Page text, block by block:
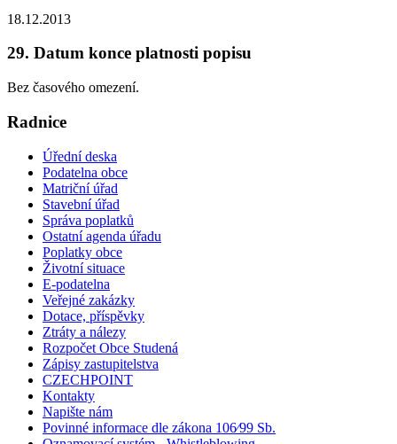
18.12.2013
29. Datum konce platnosti popisu
Bez časového omezení.
Radnice
Úřední deska
Podatelna obce
Matriční úřad
Stavební úřad
Správa poplatků
Ostatní agenda úřadu
Poplatky obce
Životní situace
E-podatelna
Veřejné zakázky
Dotace, příspěvky
Ztráty a nálezy
Rozpočet Obce Studená
Zápisy zastupitelstva
CZECHPOINT
Kontakty
Napište nám
Povinné informace dle zákona 106⁄99 Sb.